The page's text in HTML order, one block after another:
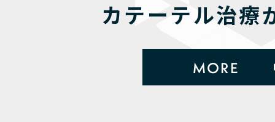
カテーテル治療
MORE